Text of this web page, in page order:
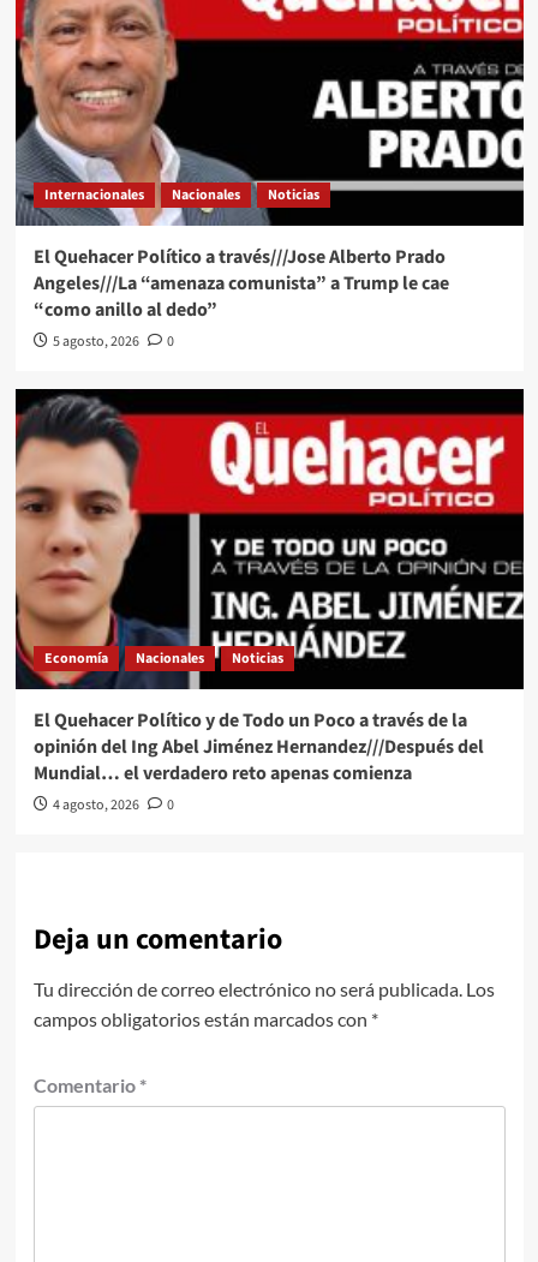
Internacionales Nacionales Noticias
El Quehacer Político a través///Jose Alberto Prado
Angeles///La “amenaza comunista” a Trump le cae
“como anillo al dedo”
5 agosto, 2026 0
Economía Nacionales Noticias
El Quehacer Político y de Todo un Poco a través de la
opinión del Ing Abel Jiménez Hernandez///Después del
Mundial… el verdadero reto apenas comienza
4 agosto, 2026 0
Deja un comentario
Tu dirección de correo electrónico no será publicada. Los
campos obligatorios están marcados con *
Comentario *